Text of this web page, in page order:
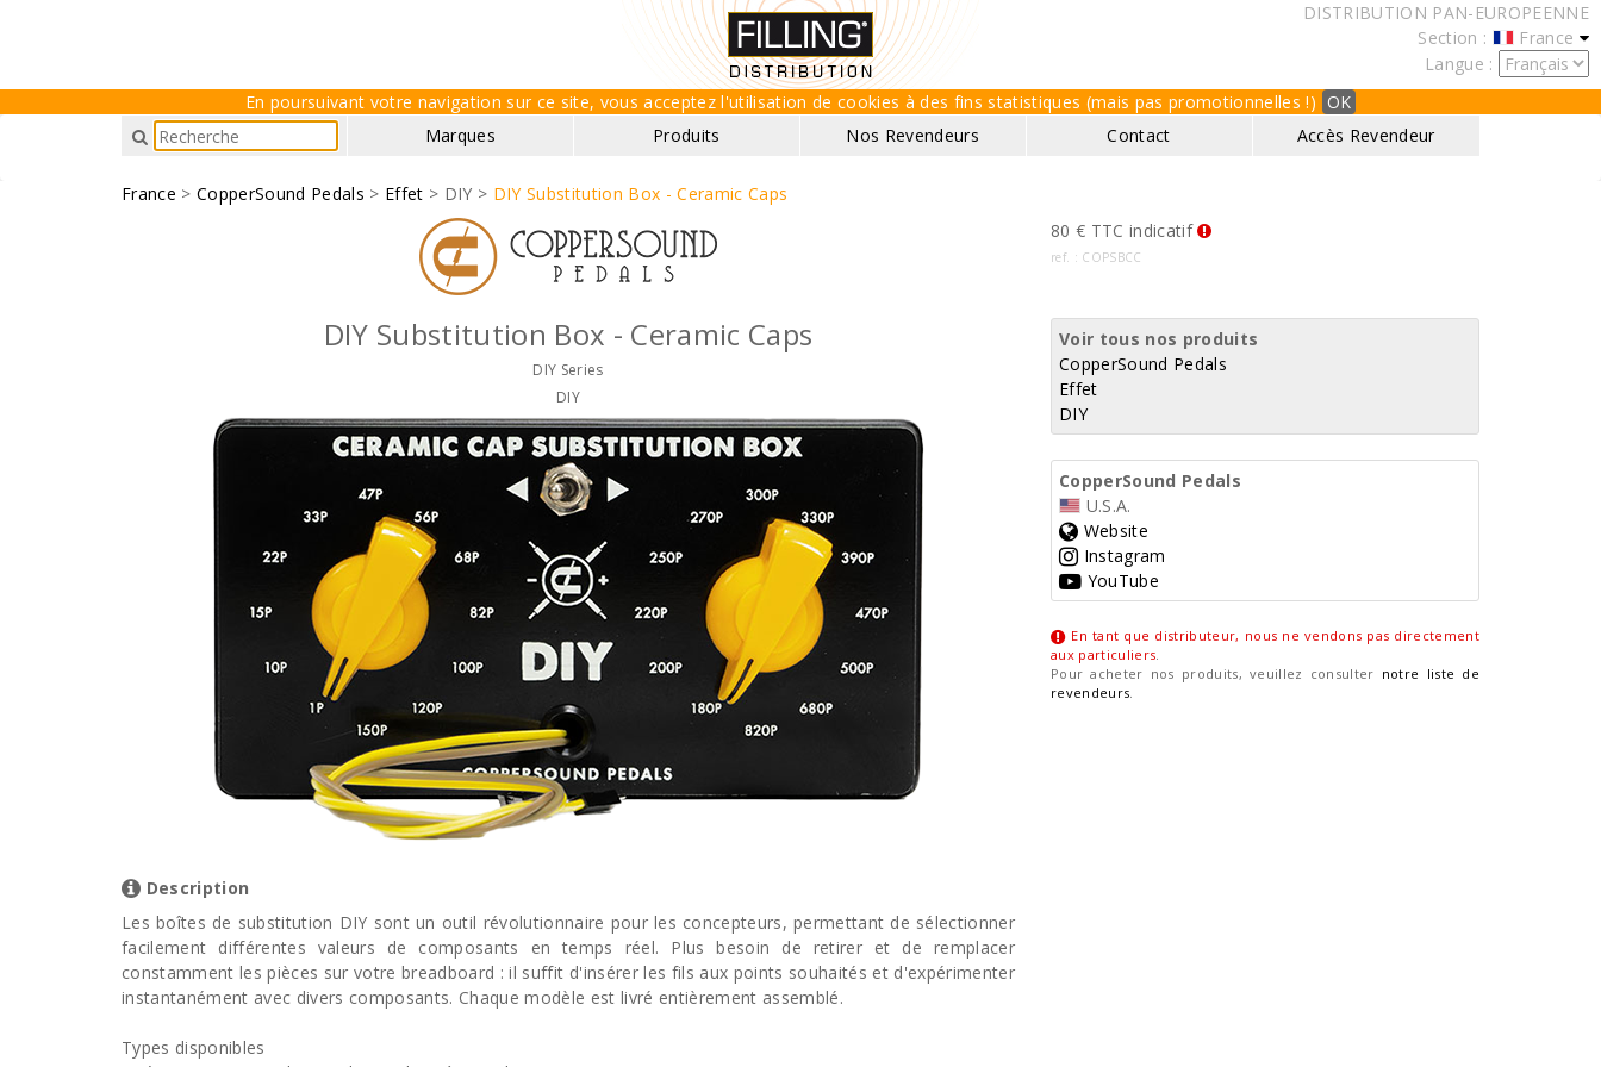
DISTRIBUTION PAN-EUROPEENNE
Section :
France
Langue :
En poursuivant votre navigation sur ce site, vous acceptez l'utilisation de cookies à des fins statistiques (mais pas promotionnelles !) OK
Marques
Produits Nos Revendeurs Contact Accès Revendeur
France > CopperSound Pedals > Effet > DIY > DIY Substitution Box - Ceramic Caps
DIY Substitution Box - Ceramic Caps
DIY Series
DIY
Description
Les boîtes de substitution DIY sont un outil révolutionnaire pour les concepteurs, permettant de sélectionner
facilement différentes valeurs de composants en temps réel. Plus besoin de retirer et de remplacer
constamment les pièces sur votre breadboard : il suffit d'insérer les fils aux points souhaités et d'expérimenter
instantanément avec divers composants. Chaque modèle est livré entièrement assemblé.
Types disponibles
80 € TTC indicatif
ref. : COPSBCC
Voir tous nos produits
CopperSound Pedals
Effet
DIY
CopperSound Pedals
U.S.A.
Website
Instagram
YouTube
En tant que distributeur, nous ne vendons pas directement
aux particuliers.
Pour acheter nos produits, veuillez consulter notre liste de
revendeurs.